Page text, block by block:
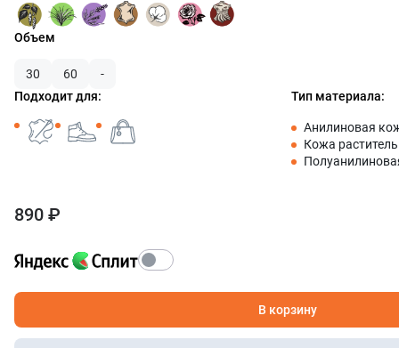
Объем
30 60
-
Подходит для:
Тип материала:
Анилиновая
Кожа
890 ₽
В корзину